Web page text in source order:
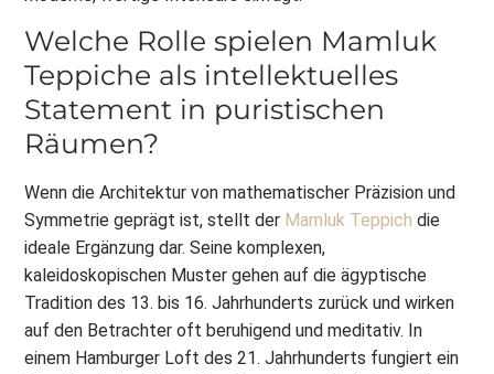
Welche Rolle spielen Mamluk
Teppiche als intellektuelles
Statement in puristischen
Räumen?
Wenn die Architektur von mathematischer Präzision und
Symmetrie geprägt ist, stellt der Mamluk Teppich die
ideale Ergänzung dar. Seine komplexen,
kaleidoskopischen Muster gehen auf die ägyptische
Tradition des 13. bis 16. Jahrhunderts zurück und wirken
auf den Betrachter oft beruhigend und meditativ. In
einem Hamburger Loft des 21. Jahrhunderts fungiert ein